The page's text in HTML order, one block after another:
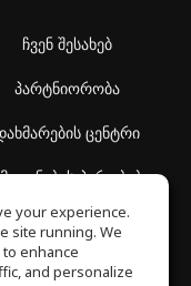
ჩვენ შესახებ
პარტნიორობა
ცენტრი
პირობები
პოლიტიკა
your experience.
site running. We
enhance
and personalize